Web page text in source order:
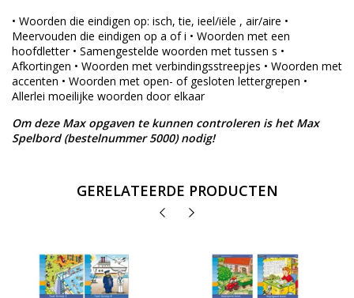
• Woorden die eindigen op: isch, tie, ieel/iële , air/aire •
Meervouden die eindigen op a of i • Woorden met een
hoofdletter • Samengestelde woorden met tussen s •
Afkortingen • Woorden met verbindingsstreepjes • Woorden met
accenten • Woorden met open- of gesloten lettergrepen •
Allerlei moeilijke woorden door elkaar
Om deze Max opgaven te kunnen controleren is het Max
Spelbord (bestelnummer 5000) nodig!
GERELATEERDE PRODUCTEN